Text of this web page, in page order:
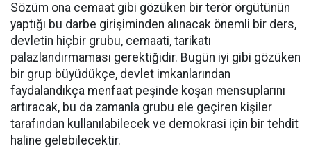
Sözüm ona cemaat gibi gözüken bir terör örgütünün
yaptığı bu darbe girişiminden alınacak önemli bir ders,
devletin hiçbir grubu, cemaati, tarikatı
palazlandırmaması gerektiğidir. Bugün iyi gibi gözüken
bir grup büyüdükçe, devlet imkanlarından
faydalandıkça menfaat peşinde koşan mensuplarını
artıracak, bu da zamanla grubu ele geçiren kişiler
tarafından kullanılabilecek ve demokrasi için bir tehdit
haline gelebilecektir.